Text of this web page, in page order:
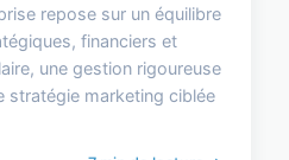
repose sur un équilibre
financiers et
une gestion rigoureuse
stratégie marketing ciblée